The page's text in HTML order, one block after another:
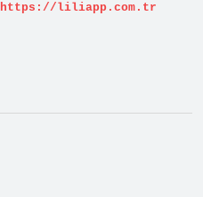
https://liliapp.com.tr